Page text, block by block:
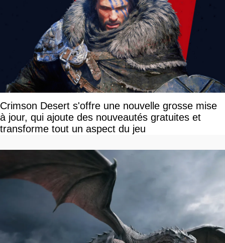
Crimson Desert s'offre une nouvelle grosse mise
à jour, qui ajoute des nouveautés gratuites et
transforme tout un aspect du jeu